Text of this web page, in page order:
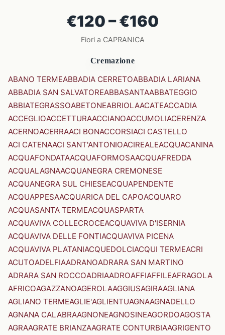
€120 – €160
Fiori a CAPRANICA
Cremazione
ABANO TERMEABBADIA CERRETOABBADIA LARIANA
ABBADIA SAN SALVATOREABBASANTAABBATEGGIO
ABBIATEGRASSOABETONEABRIOLAACATEACCADIA
ACCEGLIOACCETTURAACCIANOACCUMOLIACERENZA
ACERNOACERRAACI BONACCORSIACI CASTELLO
ACI CATENAACI SANT'ANTONIOACIREALEACQUACANINA
ACQUAFONDATAACQUAFORMOSAACQUAFREDDA
ACQUALAGNAACQUANEGRA CREMONESE
ACQUANEGRA SUL CHIESEACQUAPENDENTE
ACQUAPPESAACQUARICA DEL CAPOACQUARO
ACQUASANTA TERMEACQUASPARTA
ACQUAVIVA COLLECROCEACQUAVIVA D'ISERNIA
ACQUAVIVA DELLE FONTIACQUAVIVA PICENA
ACQUAVIVA PLATANIACQUEDOLCIACQUI TERMEACRI
ACUTOADELFIAADRANOADRARA SAN MARTINO
ADRARA SAN ROCCOADRIAADROAFFIAFFILEAFRAGOLA
AFRICOAGAZZANOAGEROLAAGGIUSAGIRAAGLIANA
AGLIANO TERMEAGLIE'AGLIENTUAGNAAGNADELLO
AGNANA CALABRAAGNONEAGNOSINEAGORDOAGOSTA
AGRAAGRATE BRIANZAAGRATE CONTURBIAAGRIGENTO